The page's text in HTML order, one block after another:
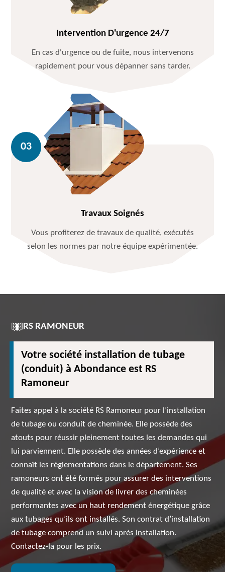
Intervention D'urgence 24/7
En cas d'urgence ou de fuite, nous intervenons
rapidement pour vous dépanner sans tarder.
Travaux Soignés
Vous profiterez de travaux de qualité, exécutés
selon les normes par notre équipe expérimentée.
RS RAMONEUR
Votre société installation de tubage
(conduit) à Abondance est RS
Ramoneur
Faites appel à la société RS Ramoneur pour l’installation
de tubage ou conduit de cheminée. Elle possède des
atouts pour réussir pleinement toutes les demandes qui
lui parviennent. Elle possède des années d’expérience et
connaît les réglementations dans le département. Ses
ramoneurs ont été formés pour assurer des interventions
de qualité et avec la vision de livrer des cheminées
performantes avec un haut rendement énergétique grâce
aux tubages qu’ils ont installés. Son contrat d’installation
de tubage comprend un suivi après installation.
Contactez-la pour les prix.